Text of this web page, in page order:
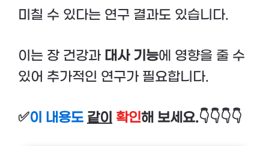
미칠 수 있다는 연구 결과도 있습니다.
이는 장 건강과 대사 기능에 영향을 줄 수
있어 추가적인 연구가 필요합니다.
✅이 내용도 같이 확인해 보세요.👇👇👇👇